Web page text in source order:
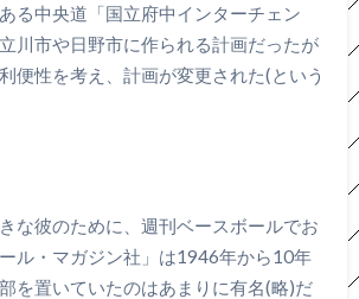
る中央道「国立府中インターチェン
川市や日野市に作られる計画だったが
便性を考え、計画が変更された(という
な彼のために、週刊ベースボールでお
ル・マガジン社」は1946年から10年
を置いていたのはあまりに有名(略)だ